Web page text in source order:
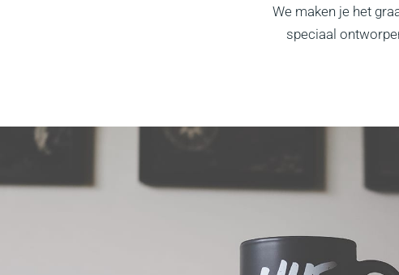
We maken je het
speciaal